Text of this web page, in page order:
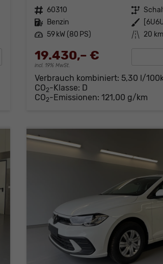
Fahrzeugnr. 60310 Getriebe
Kraftstoff Benzin Außenfarbe
Leistung 59 kW (80 PS) Kilometerstand 20 km
19.430,– €
incl. 19% MwSt.
Verbrauch kombiniert: 5,30 l/
CO2-Klasse: D
CO2-Emissionen: 121,00 g/km